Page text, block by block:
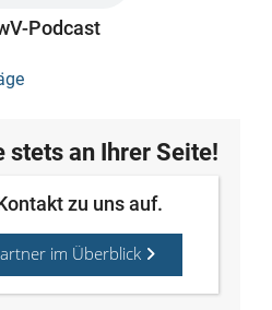
Podcast
stets an Ihrer Seite!
zu uns auf.
im Überblick